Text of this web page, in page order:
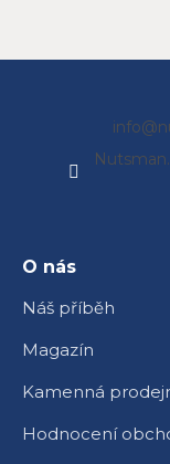
info@
O nás
Náš příběh
Magazín
Kamenná
Hodnocení